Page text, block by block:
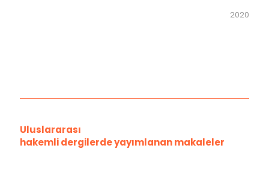
2020
Uluslararası
hakemli dergilerde yayımlanan makaleler